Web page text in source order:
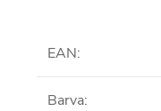
EAN:
Barva: